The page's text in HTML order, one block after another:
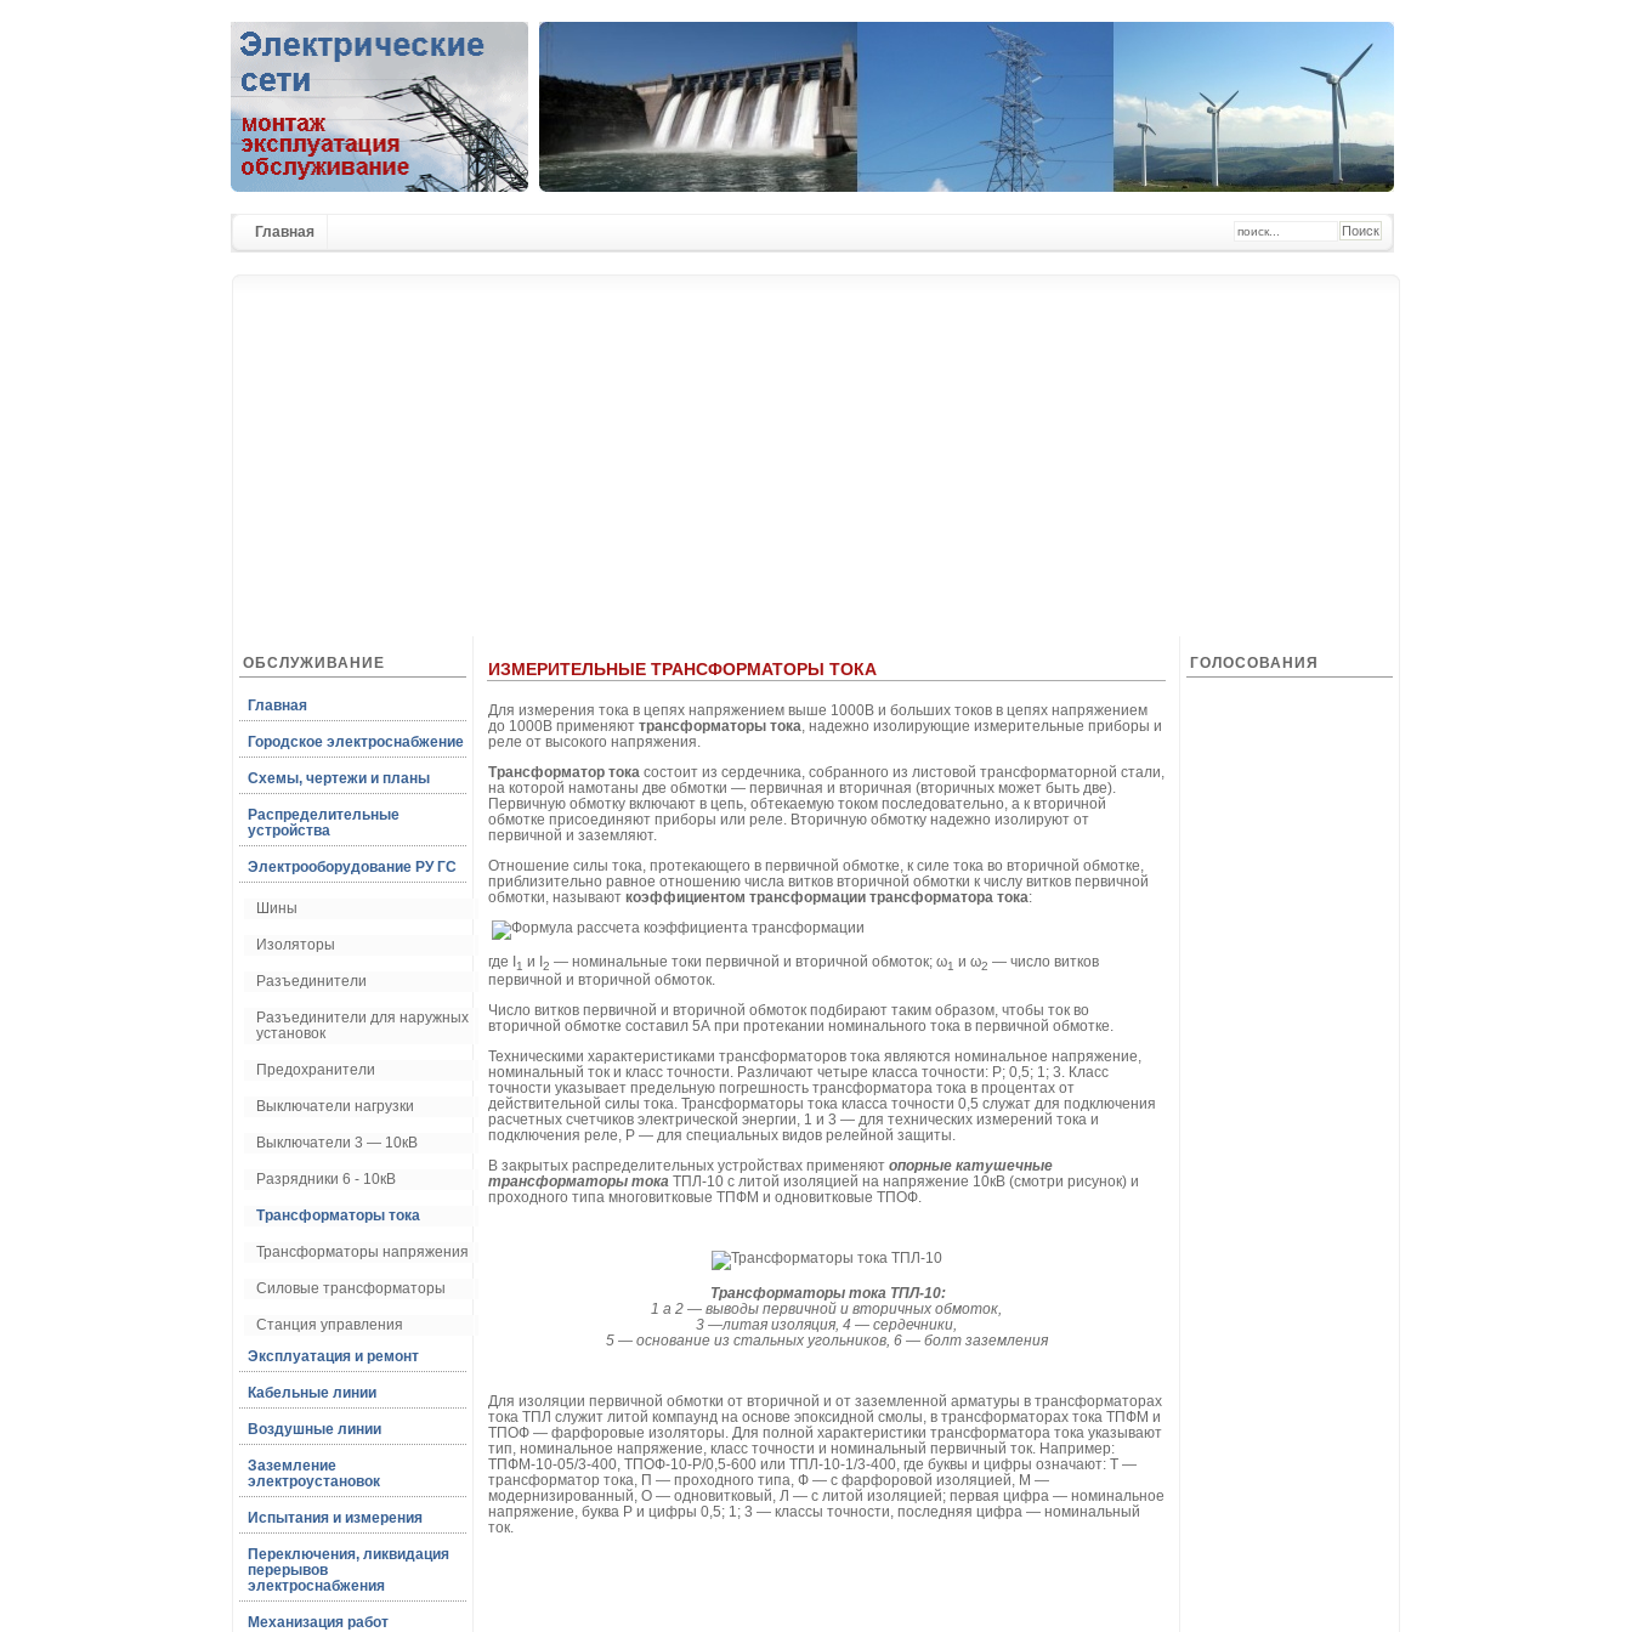
Главная
ОБСЛУЖИВАНИЕ
Главная
Городское электроснабжение
Схемы, чертежи и планы
Распределительные
устройства
Электрооборудование РУ ГС
Шины
Изоляторы
Разъединители
Разъединители для наружных
установок
Предохранители
Выключатели нагрузки
Выключатели 3 — 10кВ
Разрядники 6 - 10кВ
Трансформаторы тока
Трансформаторы напряжения
Силовые трансформаторы
Станция управления
Эксплуатация и ремонт
Кабельные линии
Воздушные линии
Заземление
электроустановок
Испытания и измерения
Переключения, ликвидация
перерывов
электроснабжения
Механизация работ
ИЗМЕРИТЕЛЬНЫЕ ТРАНСФОРМАТОРЫ ТОКА
Для измерения тока в цепях напряжением выше 1000В и больших токов в цепях напряжением
до 1000В применяют трансформаторы тока, надежно изолирующие измерительные приборы и
реле от высокого напряжения.
Трансформатор тока состоит из сердечника, собранного из листовой трансформаторной стали,
на которой намотаны две обмотки — первичная и вторичная (вторичных может быть две).
Первичную обмотку включают в цепь, обтекаемую током последовательно, а к вторичной
обмотке присоединяют приборы или реле. Вторичную обмотку надежно изолируют от
первичной и заземляют.
Отношение силы тока, протекающего в первичной обмотке, к силе тока во вторичной обмотке,
приблизительно равное отношению числа витков вторичной обмотки к числу витков первичной
обмотки, называют коэффициентом трансформации трансформатора тока:
где I 1 и I 2 — номинальные токи первичной и вторичной обмоток; ω1 и ω2 — число витков
первичной и вторичной обмоток.
Число витков первичной и вторичной обмоток подбирают таким образом, чтобы ток во
вторичной обмотке составил 5А при протекании номинального тока в первичной обмотке.
Техническими характеристиками трансформаторов тока являются номинальное напряжение,
номинальный ток и класс точности. Различают четыре класса точности: Р; 0,5; 1; 3. Класс
точности указывает предельную погрешность трансформатора тока в процентах от
действительной силы тока. Трансформаторы тока класса точности 0,5 служат для подключения
расчетных счетчиков электрической энергии, 1 и 3 — для технических измерений тока и
подключения реле, Р — для специальных видов релейной защиты.
В закрытых распределительных устройствах применяют опорные катушечные
трансформаторы тока ТПЛ-10 с литой изоляцией на напряжение 10кВ (смотри рисунок) и
проходного типа многовитковые ТПФМ и одновитковые ТПОФ.
Трансформаторы тока ТПЛ-10:
1 а 2 — выводы первичной и вторичных обмоток,
3 —литая изоляция, 4 — сердечники,
5 — основание из стальных угольников, 6 — болт заземления
Для изоляции первичной обмотки от вторичной и от заземленной арматуры в трансформаторах
тока ТПЛ служит литой компаунд на основе эпоксидной смолы, в трансформаторах тока ТПФМ и
ТПОФ — фарфоровые изоляторы. Для полной характеристики трансформатора тока указывают
тип, номинальное напряжение, класс точности и номинальный первичный ток. Например:
ТПФМ-10-05/3-400, ТПОФ-10-Р/0,5-600 или ТПЛ-10-1/3-400, где буквы и цифры означают: Т —
трансформатор тока, П — проходного типа, Ф — с фарфоровой изоляцией, М —
модернизированный, О — одновитковый, Л — с литой изоляцией; первая цифра — номинальное
напряжение, буква Р и цифры 0,5; 1; 3 — классы точности, последняя цифра — номинальный
ток.
ГОЛОСОВАНИЯ